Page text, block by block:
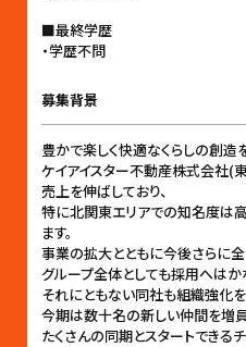
■最終学歴
・学歴不問
募集背景
豊かで楽しく快適なくらしの創造
ケイアイスター不動産株式会社(
売上を伸ばしており、
特に北関東エリアでの知名度は
ます。
事業の拡大とともに今後さらに
グループ全体としても採用へはか
それにともない同社も組織強化を
今期は数十名の新しい仲間を増員
たくさんの同期とスタートできる